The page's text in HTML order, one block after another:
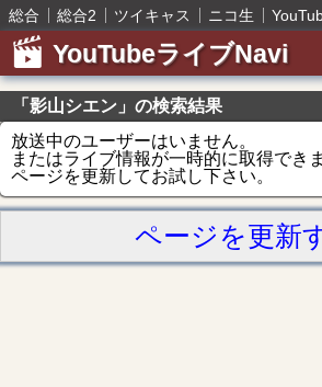
総合 総合2 ツイキャス ニコ生
YouTubeライブNavi
「影山シエン」の検索結果
放送中のユーザーはいません。
またはライブ情報が一時的に取得でき
ページを更新してお試し下さい。
ページを更新